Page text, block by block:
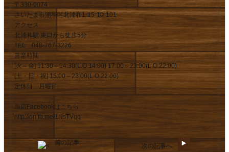
〒330-0074
さいたま市浦和区北浦和1-15-10-101
アクセス
北浦和駅 東口から徒歩5分
TEL 048-767-3226
営業時間
[火～金] 11:30～14:30(L.O.14:00) 17:00～23:00(L.O.22:00)
[土・日・祝] 15:00～23:00(L.O.22:00)
定休日 月曜日
当店Facebookはこちら
http://on.fb.me/1NsTVqq
前の記事 次の記事へ